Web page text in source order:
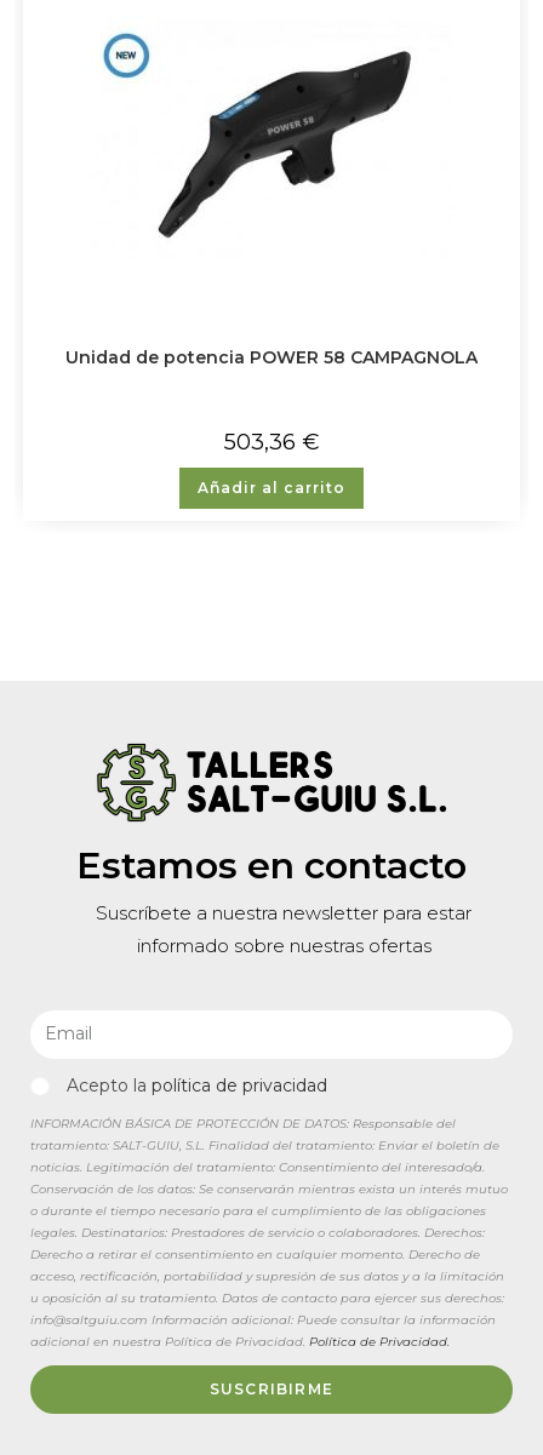
Unidad de potencia POWER 58 CAMPAGNOLA
503,36 €
Añadir al carrito
Estamos en contacto
Suscríbete a nuestra newsletter para estar
informado sobre nuestras ofertas
Acepto la política de privacidad
INFORMACIÓN BÁSICA DE PROTECCIÓN DE DATOS: Responsable del
tratamiento: SALT-GUIU, S.L. Finalidad del tratamiento: Enviar el boletín de
noticias. Legitimación del tratamiento: Consentimiento del interesado/a.
Conservación de los datos: Se conservarán mientras exista un interés mutuo
o durante el tiempo necesario para el cumplimiento de las obligaciones
legales. Destinatarios: Prestadores de servicio o colaboradores. Derechos:
Derecho a retirar el consentimiento en cualquier momento. Derecho de
acceso, rectificación, portabilidad y supresión de sus datos y a la limitación
u oposición al su tratamiento. Datos de contacto para ejercer sus derechos:
info@saltguiu.com Información adicional: Puede consultar la información
adicional en nuestra Política de Privacidad. Política de Privacidad.
SUSCRIBIRME